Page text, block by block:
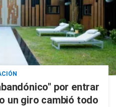
por entrar
un giro cambió todo